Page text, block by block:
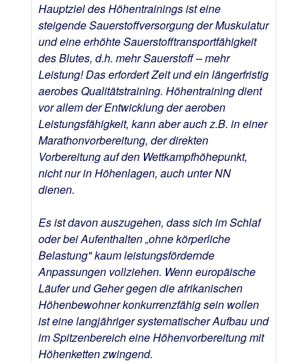
Hauptziel des Höhentrainings ist eine
steigende Sauerstoffversorgung der Muskulatur
und eine erhöhte Sauerstofftransportfähigkeit
des Blutes, d.h. mehr Sauerstoff – mehr
Leistung! Das erfordert Zeit und ein längerfristig
aerobes Qualitätstraining. Höhentraining dient
vor allem der Entwicklung der aeroben
Leistungsfähigkeit, kann aber auch z.B. in einer
Marathonvorbereitung, der direkten
Vorbereitung auf den Wettkampfhöhepunkt,
nicht nur in Höhenlagen, auch unter NN
dienen.
Es ist davon auszugehen, dass sich im Schlaf
oder bei Aufenthalten „ohne körperliche
Belastung" kaum leistungsfördernde
Anpassungen vollziehen. Wenn europäische
Läufer und Geher gegen die afrikanischen
Höhenbewohner konkurrenzfähig sein wollen
ist eine langjähriger systematischer Aufbau und
im Spitzenbereich eine Höhenvorbereitung mit
Höhenketten zwingend.